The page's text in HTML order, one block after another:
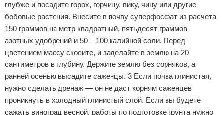
глубже и посадите горох, горчицу, вику, чину или другие
бобовые растения. Внесите в почву суперфосфат из расчета
150 граммов на метр квадратный, пятьдесят граммов
азотных удобрений и 50 – 100 калийной соли. Перед
цветением массу скосите, и заделайте в землю на 20
сантиметров в глубину. Держите землю без сорняков, а
ранней осенью высадите саженцы. 3 Если почва глинистая,
нужно сделать дренаж — он не даст корням саженцев
проникнуть в холодный глинистый слой. Если вы будете
сажать виноград весной, работы по подготовке грунта нужно